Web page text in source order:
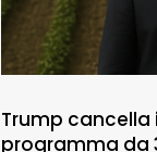
Trump cancella
programma da